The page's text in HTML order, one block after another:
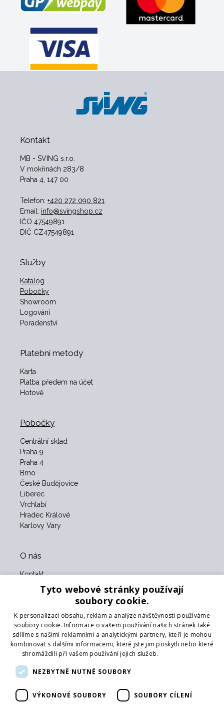
Kontakt
MB - SVING s.r.o.
V mokřinách 283/8
Praha 4, 147 00
Telefon: +420 272 090 821
Email: info@svingshop.cz
IČO 47549891
DIČ CZ47549891
Služby
Katalog
Pobočky
Showroom
Logování
Poradenství
Platební metody
Karta
Platba předem na účet
Hotově
Pobočky
Centrální sklad
Praha 9
Praha 4
Brno
České Budějovice
Liberec
Vrchlabí
Hradec Králové
Karlovy Vary
O nás
Kontakt
Obchodní podmínky
Naši partneři
Formulář pro vrácení zboží
Vrácení zboží
Doprava
Sledujte nás
Tyto webové stránky používají
soubory cookie.
K personalizaci obsahu, reklam a analýze návštěvnosti používáme
soubory cookie. Informace o vašem používání našich stránek také
sdílíme s našimi reklamními a analytickými partnery, kteří je mohou
kombinovat s dalšími informacemi, které jste jim poskytli nebo které
shromáždili při vašem používání jejich služeb.
NEZBYTNĚ NUTNÉ SOUBORY
VÝKONOVÉ SOUBORY SOUBORY CÍLENÍ